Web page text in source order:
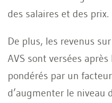
des salaires et des prix.
De plus, les revenus
AVS sont versées
pondérés par un
d’augmenter le niveau